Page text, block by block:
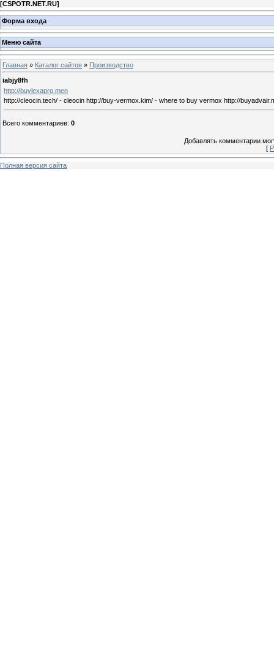
[CSPOTR.NET.RU]
Форма входа
Меню сайта
Главная » Каталог сайтов » Производство
iabjy8fh
http://buylexapro.men
http://cleocin.tech/ - cleocin http://buy-vermox.kim/ - where to buy vermox http://
Всего комментариев: 0
Добавлять комментарии
[
Полная версия сайта